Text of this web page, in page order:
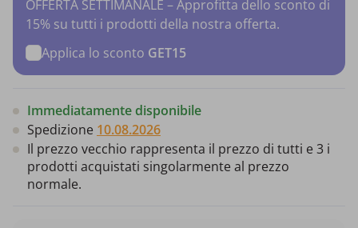
OFFERTA SETTIMANALE – Approfitta dello sconto di
15% su tutti i prodotti della nostra offerta.
Applica lo sconto GET15
Immediatamente disponibile
Spedizione 10.08.2026
Il prezzo vecchio rappresenta il prezzo di tutti e 3 i
prodotti acquistati singolarmente al prezzo
normale.